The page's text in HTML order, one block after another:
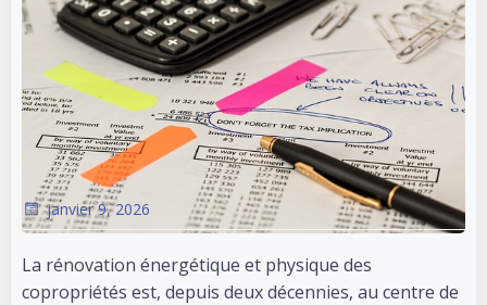
janvier 9, 2026
La rénovation énergétique et physique des
copropriétés est, depuis deux décennies, au centre de